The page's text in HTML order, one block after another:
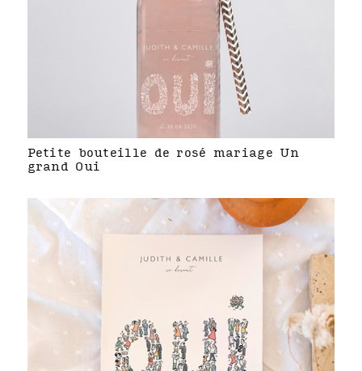
Petite bouteille de rosé mariage Un
grand Oui